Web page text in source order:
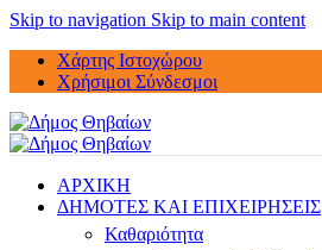
Skip to navigation Skip to main content
Χάρτης Ιστοχώρου
Χρήσιμοι Σύνδεσμοι
ΑΡΧΙΚΗ
ΔΗΜΟΤΕΣ ΚΑΙ ΕΠΙΧΕΙΡΗΣΕΙΣ
Καθαριότητα